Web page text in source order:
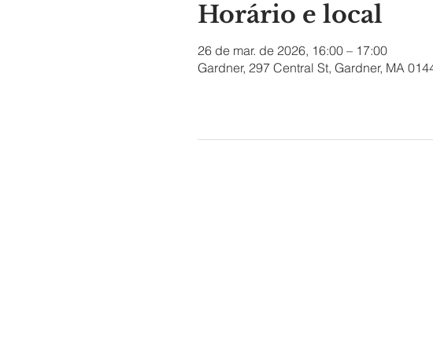
Horário e local
26 de mar. de 2026, 16:00 – 17:00
Gardner, 297 Central St, Gardner, MA